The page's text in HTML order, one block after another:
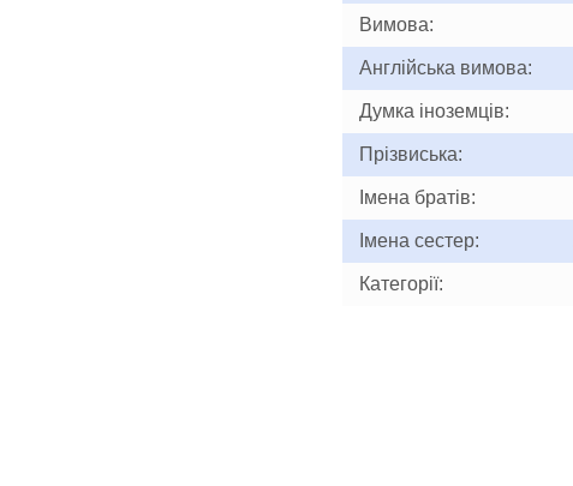
Вимова:
Англійська вимова:
Думка іноземців:
Прізвиська:
Імена братів:
Імена сестер:
Категорії: